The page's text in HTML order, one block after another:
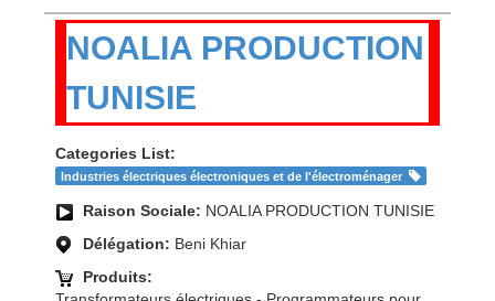
NOALIA PRODUCTION
TUNISIE
Categories List:
Industries électriques électroniques et de l'électroménager
Raison Sociale: NOALIA PRODUCTION TUNISIE
Délégation: Beni Khiar
Produits: